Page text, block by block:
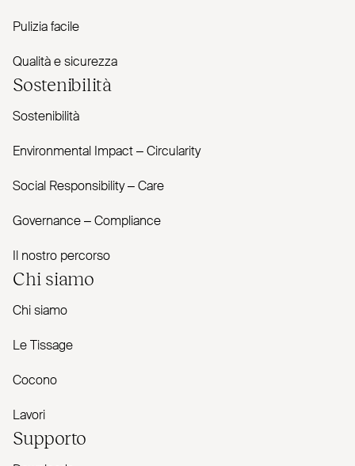
Pulizia facile
Qualità e sicurezza
Sostenibilità
Sostenibilità
Envi­ronmental Impact – Cir­cularity
Social Responsibility – Care
Governance – Com­pliance
Il nostro percorso
Chi siamo
Chi siamo
Le Tissage
Cocono
Lavori
Supporto